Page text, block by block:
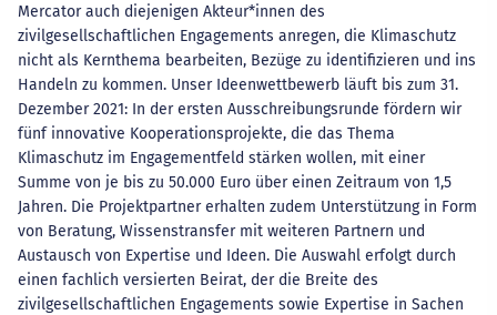
Mercator auch diejenigen Akteur*innen des
zivilgesellschaftlichen Engagements anregen, die Klimaschutz
nicht als Kernthema bearbeiten, Bezüge zu identifizieren und ins
Handeln zu kommen. Unser Ideenwettbewerb läuft bis zum 31.
Dezember 2021: In der ersten Ausschreibungsrunde fördern wir
fünf innovative Kooperationsprojekte, die das Thema
Klimaschutz im Engagementfeld stärken wollen, mit einer
Summe von je bis zu 50.000 Euro über einen Zeitraum von 1,5
Jahren. Die Projektpartner erhalten zudem Unterstützung in Form
von Beratung, Wissenstransfer mit weiteren Partnern und
Austausch von Expertise und Ideen. Die Auswahl erfolgt durch
einen fachlich versierten Beirat, der die Breite des
zivilgesellschaftlichen Engagements sowie Expertise in Sachen